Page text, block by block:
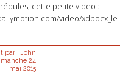
cette petite video :
video/
par : John
24
mai 2015